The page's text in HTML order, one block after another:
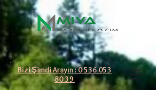
Bizi Şimdi Arayın : 0 536 053
80 39